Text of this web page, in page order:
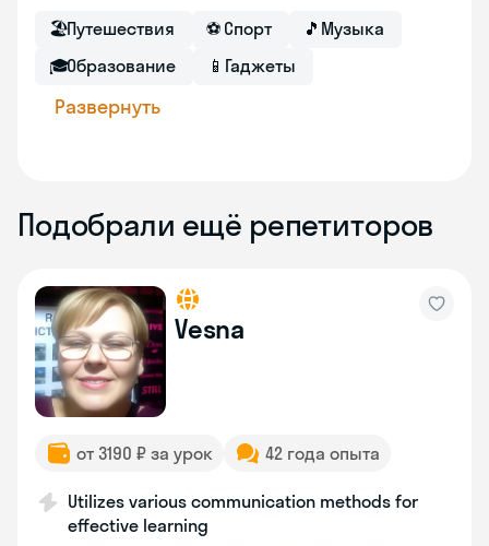
🏖Путешествия ⚽ Спорт 🎵 Музыка
🎓Образование 📱 Гаджеты
Развернуть
Подобрали ещё репетиторов
Vesna
от 3190 ₽ за урок 42 года опыта
Utilizes various communication methods for
effective learning